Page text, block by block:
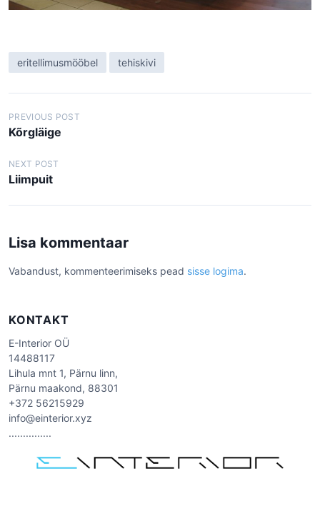
eritellimusmööbel tehiskivi
N
a
v
i
g
e
r
m
i
n
e
PREVIOUS POST
Kõrgläige
NEXT POST
Liimpuit
Lisa kommentaar
Vabandust, kommenteerimiseks pead sisse logima.
KONTAKT
E-Interior OÜ
14488117
Lihula mnt 1, Pärnu linn,
Pärnu maakond, 88301
+372 56215929
info@einterior.xyz
...............